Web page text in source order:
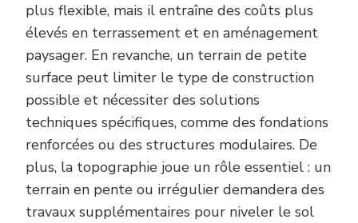
plus flexible, mais il entraîne des coûts plus
élevés en terrassement et en aménagement
paysager. En revanche, un terrain de petite
surface peut limiter le type de construction
possible et nécessiter des solutions
techniques spécifiques, comme des fondations
renforcées ou des structures modulaires. De
plus, la topographie joue un rôle essentiel : un
terrain en pente ou irrégulier demandera des
travaux supplémentaires pour niveler le sol